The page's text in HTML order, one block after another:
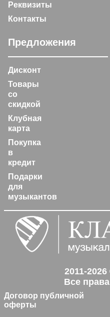
Реквизиты
Контакты
Предложения
Дисконт
Товары
со
скидкой
Клубная
карта
Покупка
в
кредит
Подарки
для
музыкантов
2011-
Все
Договор публичной
оферты